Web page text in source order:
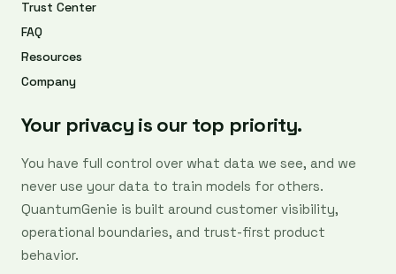
Trust Center
FAQ
Resources
Company
Your privacy is our top priority.
You have full control over what data we see, and we
never use your data to train models for others.
QuantumGenie is built around customer visibility,
operational boundaries, and trust-first product
behavior.